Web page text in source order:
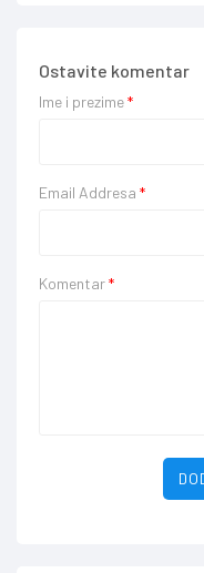
Ostavite komentar
Ime i prezime*
Email Addresa *
Komentar*